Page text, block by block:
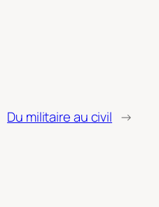
Du militaire au civil →